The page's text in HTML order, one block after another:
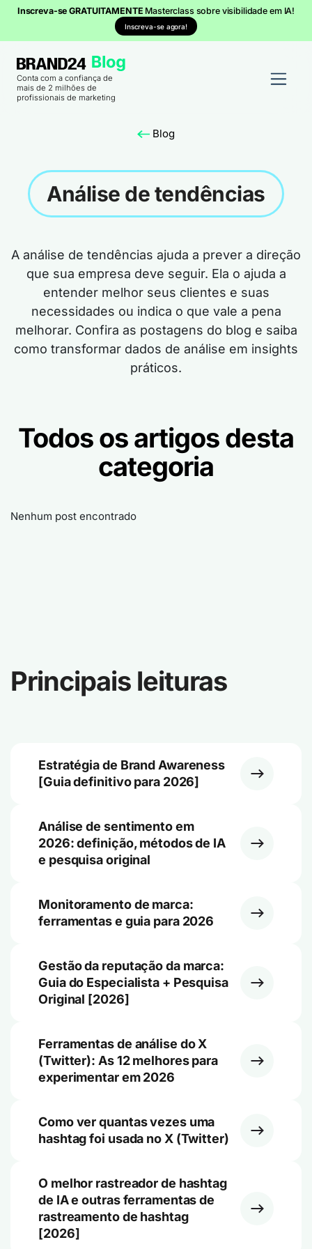
Inscreva-se GRATUITAMENTE Masterclass sobre visibilidade em IA!
Inscreva-se agora!
Conta com a confiança de
mais de 2 milhões de
profissionais de marketing
Blog
Análise de tendências
A análise de tendências ajuda a prever a direção
que sua empresa deve seguir. Ela o ajuda a
entender melhor seus clientes e suas
necessidades ou indica o que vale a pena
melhorar. Confira as postagens do blog e saiba
como transformar dados de análise em insights
práticos.
Todos os artigos desta
categoria
Nenhum post encontrado
Principais leituras
Estratégia de Brand Awareness
[Guia definitivo para 2026]
Análise de sentimento em
2026: definição, métodos de IA
e pesquisa original
Monitoramento de marca:
ferramentas e guia para 2026
Gestão da reputação da marca:
Guia do Especialista + Pesquisa
Original [2026]
Ferramentas de análise do X
(Twitter): As 12 melhores para
experimentar em 2026
Como ver quantas vezes uma
hashtag foi usada no X (Twitter)
O melhor rastreador de hashtag
de IA e outras ferramentas de
rastreamento de hashtag
[2026]